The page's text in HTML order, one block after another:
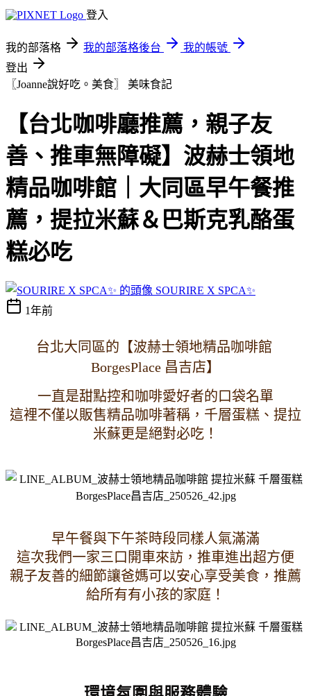
登入
我的部落格 我的部落格後台
我的帳號
登出
〖Joanne說好吃。美食〗 美味食記
【台北咖啡廳推薦，親子友
善、推車無障礙】波赫士領地
精品咖啡館｜大同區早午餐推
薦，提拉米蘇＆巴斯克乳酪蛋
糕必吃
SOURIRE X SPCA✨
1年前
台北大同區的【波赫士領地精品咖啡館
BorgesPlace 昌吉店】
一直是甜點控和咖啡愛好者的口袋名單
這裡不僅以販售精品咖啡著稱，千層蛋糕、提拉
米蘇更是絕對必吃！
早午餐與下午茶時段同樣人氣滿滿
這次我們一家三口開車來訪，推車進出超方便
親子友善的細節讓爸媽可以安心享受美食，推薦
給所有有小孩的家庭！